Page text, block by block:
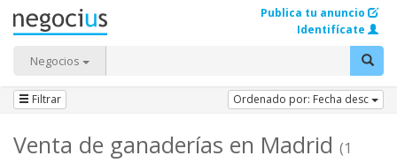
Negocios
Publica tu anuncio
Identifícate
Filtrar Ordenado por: Fecha desc
Venta de ganaderías en Madrid (1